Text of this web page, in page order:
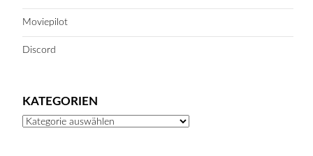
Moviepilot
Discord
KATEGORIEN
Kategorien